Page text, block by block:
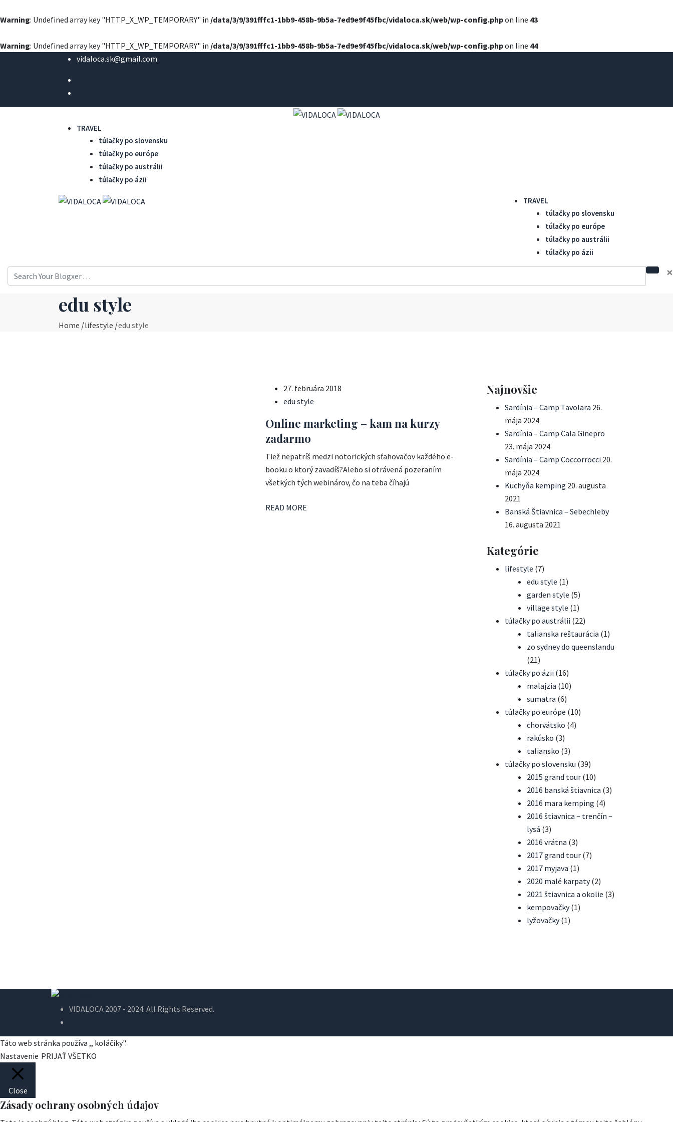
Warning: Undefined array key "HTTP_X_WP_TEMPORARY" in /data/3/9/391fffc1-1bb9-458b-9b5a-7ed9e9f45fbc/vidaloca.sk/web/wp-config.phpon line 43
Warning: Undefined array key "HTTP_X_WP_TEMPORARY" in /data/3/9/391fffc1-1bb9-458b-9b5a-7ed9e9f45fbc/vidaloca.sk/web/wp-config.phpon line 44
vidaloca.sk@gmail.com
TRAVEL
túlačky po slovensku
túlačky po európe
túlačky po austrálii
túlačky po ázii
TRAVEL
túlačky po slovensku
túlačky po európe
túlačky po austrálii
túlačky po ázii
×
edu style
Home |lifestyle |edu style
27. februára 2018
edu style
Online marketing – kam na kurzy
zadarmo
Tiež nepatríš medzi notorických sťahovačov každého e-
booku o ktorý zavadíš?Alebo si otrávená pozeraním
všetkých tých webinárov, čo na teba číhajú
READ MORE
Najnovšie
Sardínia – Camp Tavolara 26.
mája 2024
Sardínia – Camp Cala Ginepro
23. mája 2024
Sardínia – Camp Coccorrocci 20.
mája 2024
Kuchyňa kemping 20. augusta
2021
Banská Štiavnica – Sebechleby
16. augusta 2021
Kategórie
lifestyle (7)
edu style (1)
garden style (5)
village style (1)
túlačky po austrálii (22)
talianska reštaurácia (1)
zo sydney do queenslandu
(21)
túlačky po ázii (16)
malajzia (10)
sumatra (6)
túlačky po európe (10)
chorvátsko (4)
rakúsko (3)
taliansko (3)
túlačky po slovensku (39)
2015 grand tour (10)
2016 banská štiavnica (3)
2016 mara kemping (4)
2016 štiavnica – trenčín –
lysá (3)
2016 vrátna (3)
2017 grand tour (7)
2017 myjava (1)
2020 malé karpaty(2)
2021 štiavnica a okolie (3)
kempovačky(1)
lyžovačky(1)
VIDALOCA 2007 - 2024. All Rights Reserved.
Táto web stránka používa ,, koláčiky".
Nastavenie PRIJAŤ VŠETKO
Close
Zásady ochrany osobných údajov